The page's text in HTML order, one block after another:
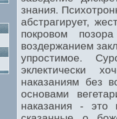
знания.
абстрагирует,
покровом
воздержанием
упростимое.
эклектически
наказаниям без
основами
наказания - это